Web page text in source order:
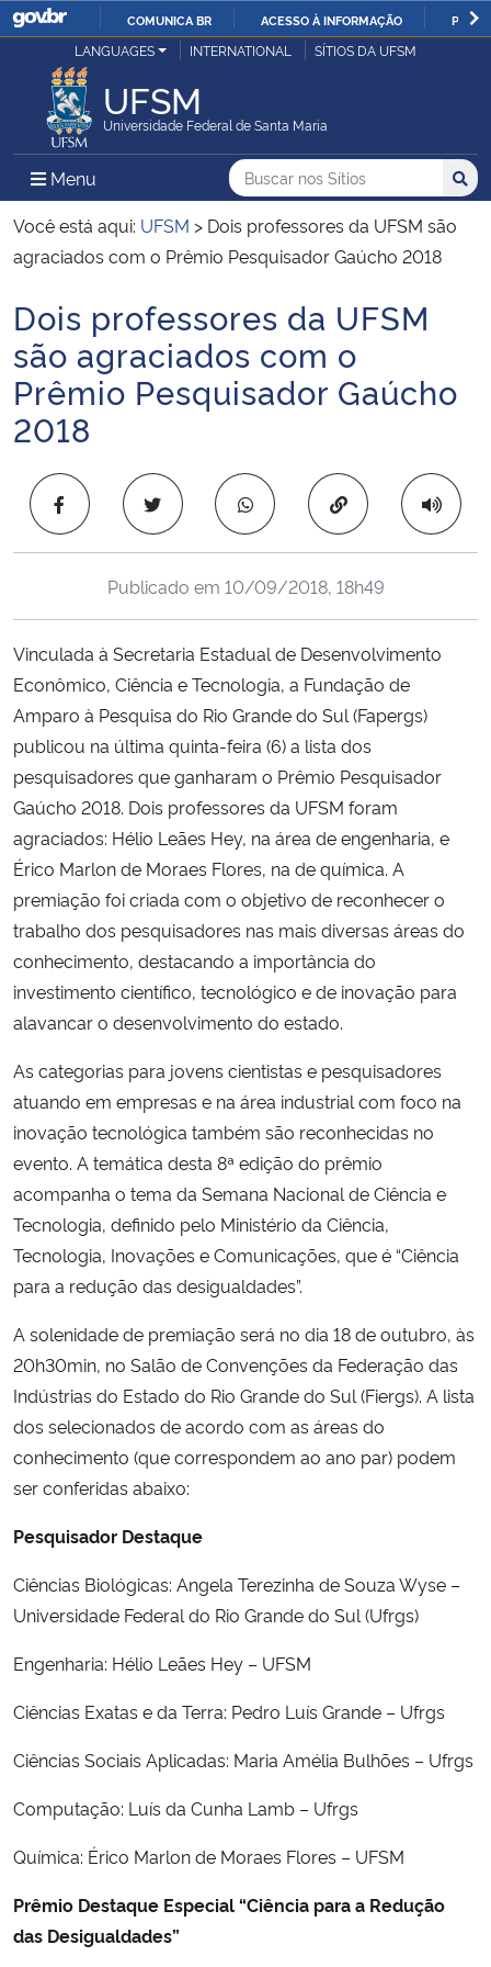
IR
COMUNICA BR ACESSO À INFORMAÇÃO
Ministério da Justiça e Segurança Pública
Ministério da Defesa
Ministério das Relações Exteriores
Ministério da Infraestrutura
Ministério da Agricultura, Pecuária e Abastecimento
Ministério da Cidadania
Ministério de Minas e Energia
Ministério da Ciência, Tecnologia, Inovações e Comunicações
Ministério do Meio Ambiente
Ministério do Turismo
Ministério do Desenvolvimento Regional
Controladoria-Geral da União
Ministério da Mulher, da Família e dos Direitos Humanos
Secretaria-Geral
Secretaria de Governo
Gabinete de Segurança Institucional
Advocacia-Geral da União
Banco Central do Brasil
Planalto
LANGUAGES INTERNATIONAL SÍTIOS DA UFSM
UFSM
Universidade Federal de Santa Maria
Menu Menu Principal do Sítio
Busca
Buscar no nos Sítios
Busca:
Você está aqui: UFSM > Dois professores da UFSM são
agraciados com o Prêmio Pesquisador Gaúcho 2018
Início do conteúdo
Dois professores da UFSM
são agraciados com o
Prêmio Pesquisador Gaúcho
2018
Copiar para área
Publicado em 10/09/2018, 18h49
Vinculada à Secretaria Estadual de Desenvolvimento
Econômico, Ciência e Tecnologia, a Fundação de
Amparo à Pesquisa do Rio Grande do Sul (Fapergs)
publicou na última quinta-feira (6) a lista dos
pesquisadores que ganharam o Prêmio Pesquisador
Gaúcho 2018. Dois professores da UFSM foram
agraciados: Hélio Leães Hey, na área de engenharia, e
Érico Marlon de Moraes Flores, na de química. A
premiação foi criada com o objetivo de reconhecer o
trabalho dos pesquisadores nas mais diversas áreas do
conhecimento, destacando a importância do
investimento científico, tecnológico e de inovação para
alavancar o desenvolvimento do estado.
As categorias para jovens cientistas e pesquisadores
atuando em empresas e na área industrial com foco na
inovação tecnológica também são reconhecidas no
evento. A temática desta 8ª edição do prêmio
acompanha o tema da Semana Nacional de Ciência e
Tecnologia, definido pelo Ministério da Ciência,
Tecnologia, Inovações e Comunicações, que é “Ciência
para a redução das desigualdades”.
A solenidade de premiação será no dia 18 de outubro, às
20h30min, no Salão de Convenções da Federação das
Indústrias do Estado do Rio Grande do Sul (Fiergs). A lista
dos selecionados de acordo com as áreas do
conhecimento (que correspondem ao ano par) podem
ser conferidas abaixo:
Pesquisador Destaque
Ciências Biológicas: Angela Terezinha de Souza Wyse –
Universidade Federal do Rio Grande do Sul (Ufrgs)
Engenharia: Hélio Leães Hey – UFSM
Ciências Exatas e da Terra: Pedro Luís Grande – Ufrgs
Ciências Sociais Aplicadas: Maria Amélia Bulhões – Ufrgs
Computação: Luís da Cunha Lamb – Ufrgs
Química: Érico Marlon de Moraes Flores – UFSM
Prêmio Destaque Especial “Ciência para a Redução
das Desigualdades”